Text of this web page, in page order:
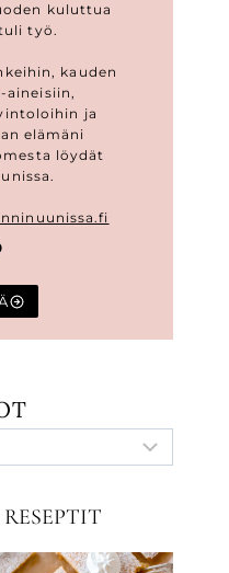
kuluttua
työ.
kauden
aineisiin,
ja
elämäni
löydät